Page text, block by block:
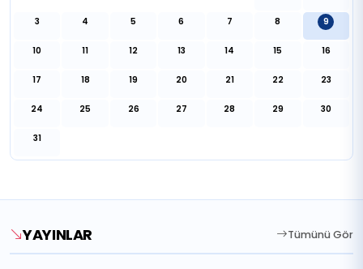
3 4 5 6 7 8 9
10 11 12 13 14 15 16
17 18 19 20 21 22 23
24 25 26 27 28 29 30
31
YAYINLAR Tümünü Gör